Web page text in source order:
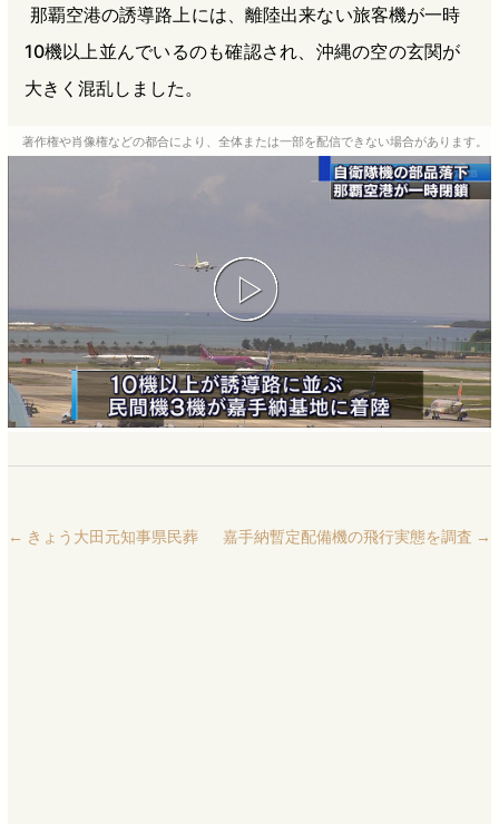
那覇空港の誘導路上には、離陸出来ない旅客機が一時
10機以上並んでいるのも確認され、沖縄の空の玄関が
大きく混乱しました。
著作権や肖像権などの都合により、全体または一部を配信できない場合があります。
← きょう大田元知事県民葬 嘉手納暫定配備機の飛行実態を調査 →